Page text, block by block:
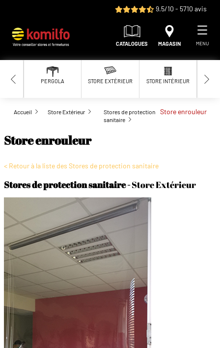
9.5/10 - 5710 avis
CATALOGUES MAGASIN MENU
PERGOLA STORE EXTÉRIEUR STORE INTÉRIEUR
Accueil Store Extérieur
Stores de protection
sanitaire
Store enrouleur
Store enrouleur
< Retour à la liste des Stores de protection sanitaire
Stores de protection sanitaire Store Extérieur